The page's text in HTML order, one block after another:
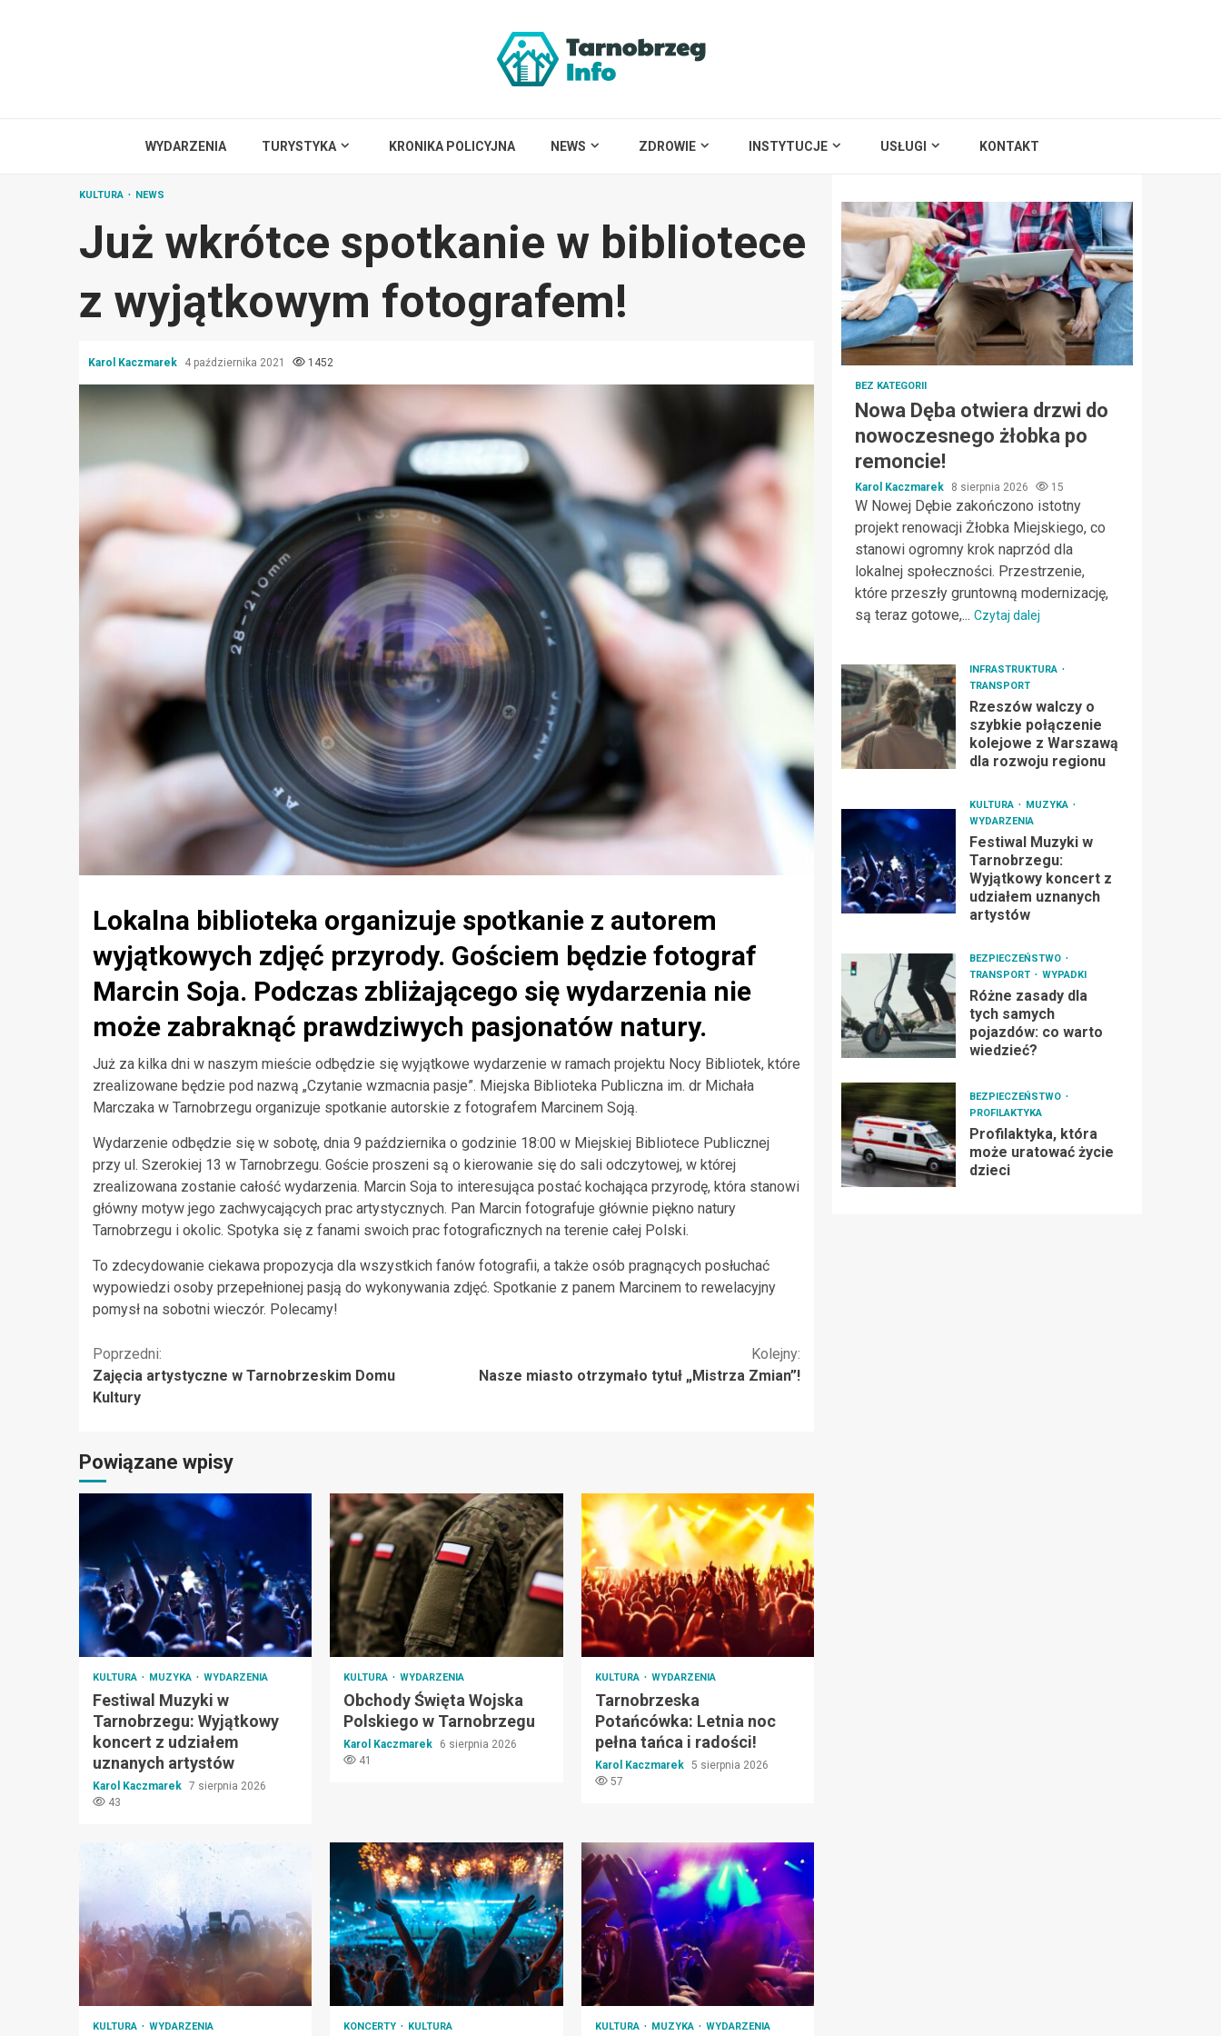
WYDARZENIA TURYSTYKA KRONIKA POLICYJNA NEWS ZDROWIE INSTYTUCJE USŁUGI KONTAKT
KULTURA NEWS
Już wkrótce spotkanie w bibliotece
z wyjątkowym fotografem!
Karol Kaczmarek 4 października 2021 1452
Lokalna biblioteka organizuje spotkanie z autorem
wyjątkowych zdjęć przyrody. Gościem będzie fotograf
Marcin Soja. Podczas zbliżającego się wydarzenia nie
może zabraknąć prawdziwych pasjonatów natury.
Już za kilka dni w naszym mieście odbędzie się wyjątkowe wydarzenie w ramach projektu Nocy Bibliotek, które
zrealizowane będzie pod nazwą „Czytanie wzmacnia pasje”. Miejska Biblioteka Publiczna im. dr Michała
Marczaka w Tarnobrzegu organizuje spotkanie autorskie z fotografem Marcinem Soją.
Wydarzenie odbędzie się w sobotę, dnia 9 października o godzinie 18:00 w Miejskiej Bibliotece Publicznej
przy ul. Szerokiej 13 w Tarnobrzegu. Goście proszeni są o kierowanie się do sali odczytowej, w której
zrealizowana zostanie całość wydarzenia. Marcin Soja to interesująca postać kochająca przyrodę, która stanowi
główny motyw jego zachwycających prac artystycznych. Pan Marcin fotografuje głównie piękno natury
Tarnobrzegu i okolic. Spotyka się z fanami swoich prac fotograficznych na terenie całej Polski.
To zdecydowanie ciekawa propozycja dla wszystkich fanów fotografii, a także osób pragnących posłuchać
wypowiedzi osoby przepełnionej pasją do wykonywania zdjęć. Spotkanie z panem Marcinem to rewelacyjny
pomysł na sobotni wieczór. Polecamy!
Kontynuuj
czytanie
Poprzedni:
Zajęcia artystyczne w Tarnobrzeskim Domu
Kultury
Kolejny:
Nasze miasto otrzymało tytuł „Mistrza Zmian”!
Powiązane wpisy
KULTURA MUZYKA WYDARZENIA
Festiwal Muzyki w
Tarnobrzegu: Wyjątkowy
koncert z udziałem
uznanych artystów
Karol Kaczmarek 7 sierpnia 2026
43
KULTURA WYDARZENIA
Obchody Święta Wojska
Polskiego w Tarnobrzegu
Karol Kaczmarek
6 sierpnia 2026
41
KULTURA WYDARZENIA
Tarnobrzeska
Potańcówka: Letnia noc
pełna tańca i radości!
Karol Kaczmarek 5 sierpnia 2026
57
KULTURA WYDARZENIA KONCERTY KULTURA KULTURA MUZYKA WYDARZENIA
BEZ KATEGORII
Nowa Dęba otwiera drzwi do
nowoczesnego żłobka po
remoncie!
Karol Kaczmarek 8 sierpnia 2026 15
W Nowej Dębie zakończono istotny
projekt renowacji Żłobka Miejskiego, co
stanowi ogromny krok naprzód dla
lokalnej społeczności. Przestrzenie,
które przeszły gruntowną modernizację,
są teraz gotowe,... Czytaj dalej
INFRASTRUKTURA
TRANSPORT
Rzeszów walczy o
szybkie połączenie
kolejowe z Warszawą
dla rozwoju regionu
KULTURA
MUZYKA
WYDARZENIA
Festiwal Muzyki w
Tarnobrzegu:
Wyjątkowy koncert z
udziałem uznanych
artystów
BEZPIECZEŃSTWO
TRANSPORT
WYPADKI
Różne zasady dla
tych samych
pojazdów: co warto
wiedzieć?
BEZPIECZEŃSTWO
PROFILAKTYKA
Profilaktyka, która
może uratować życie
dzieci